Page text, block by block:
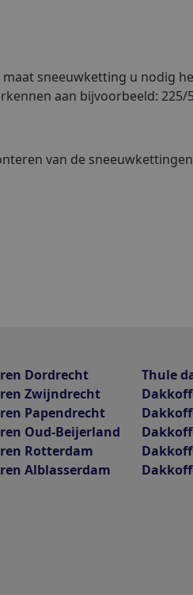
sneeuwketting u nodig
aan bijvoorbeeld: 225/
van de
Dordrecht
Zwijndrecht
Papendrecht
Oud-Beijerland
Rotterdam
Alblasserdam
Thule